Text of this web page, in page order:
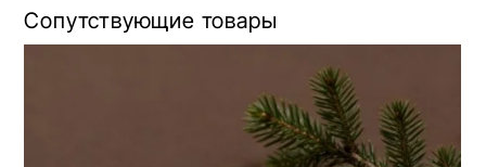
Сопутствующие товары